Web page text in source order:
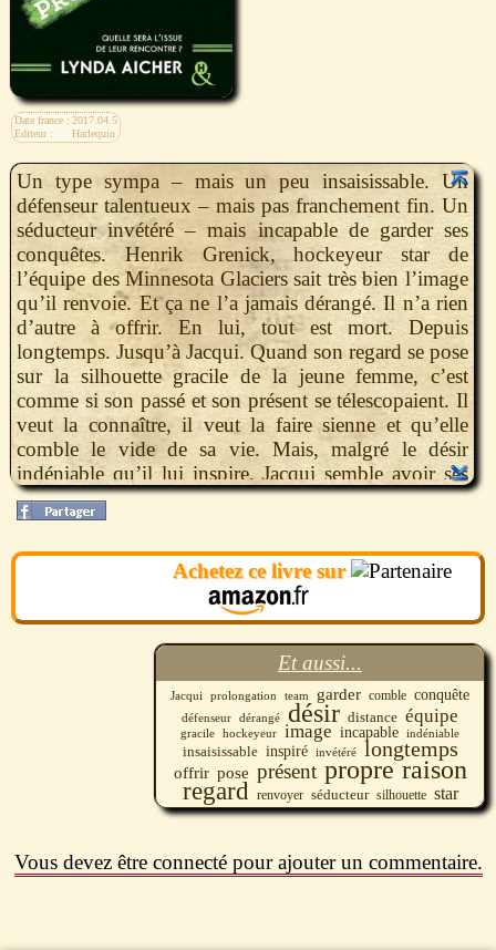
Date france : 2017.04.5
Editeur :
Harlequin
Un type sympa – mais un peu insaisissable. Un
défenseur talentueux – mais pas franchement fin. Un
séducteur invétéré – mais incapable de garder ses
conquêtes. Henrik Grenick, hockeyeur star de
l’équipe des Minnesota Glaciers sait très bien l’image
qu’il renvoie. Et ça ne l’a jamais dérangé. Il n’a rien
d’autre à offrir. En lui, tout est mort. Depuis
longtemps. Jusqu’à Jacqui. Quand son regard se pose
sur la silhouette gracile de la jeune femme, c’est
comme si son passé et son présent se télescopaient. Il
veut la connaître, il veut la faire sienne et qu’elle
comble le vide de sa vie. Mais, malgré le désir
indéniable qu’il lui inspire, Jacqui semble avoir ses
propres raisons pour garder ses distances.
Achetez ce livre sur
Et aussi...
Jacqui prolongation team garder comble conquête
défenseur dérangé désir distance équipe
gracile hockeyeur image incapable indéniable
insaisissable inspiré invétéré longtemps
offrir pose présent propre raison
regard renvoyer séducteur silhouette star
Vous devez être connecté pour ajouter un commentaire.